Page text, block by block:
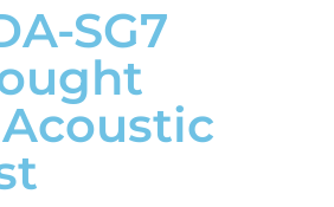
SG7